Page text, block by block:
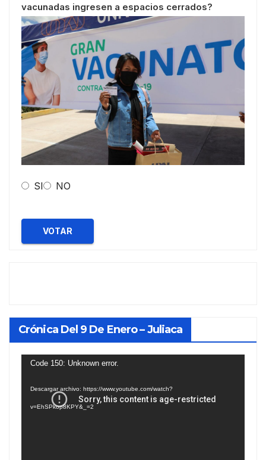
vacunadas ingresen a espacios cerrados?
SI NO
VOTAR
Crónica Del 9 De Enero – Juliaca
Reproductor
Code 150: Unknown error.
Descargar archivo: https://www.youtube.com/watch?
v=EhSPkop8KPY&_=2